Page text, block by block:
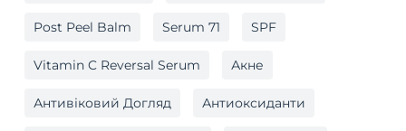
Post Peel Balm Serum 71 SPF
Vitamin C Reversal Serum Акне
Антивіковий Догляд Антиоксиданти